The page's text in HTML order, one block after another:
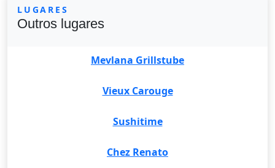
LUGARES
Outros lugares
Mevlana Grillstube
Vieux Carouge
Sushitime
Chez Renato